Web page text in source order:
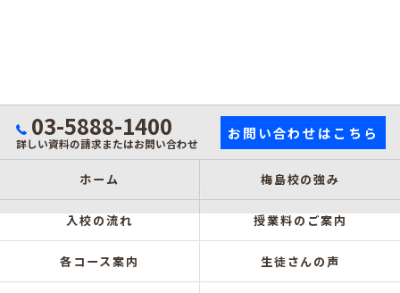
03-5888-1400
詳しい資料の請求またはお問い合わせ
お問い合わせはこちら
ホーム 梅島校の強み
入校の流れ 授業料のご案内
各コース案内 生徒さんの声